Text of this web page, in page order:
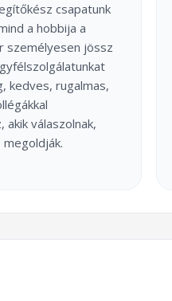
csapatunk
a hobbija a
személyesen jössz
kedves, rugalmas,
akik válaszolnak,